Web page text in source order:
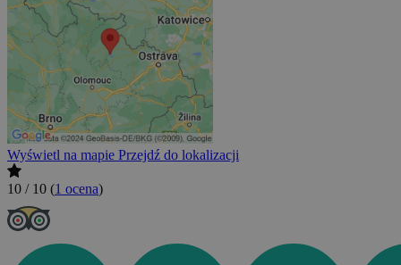
Wyświetl na mapie Przejdź do lokalizacji
10 / 10 (1 ocena)